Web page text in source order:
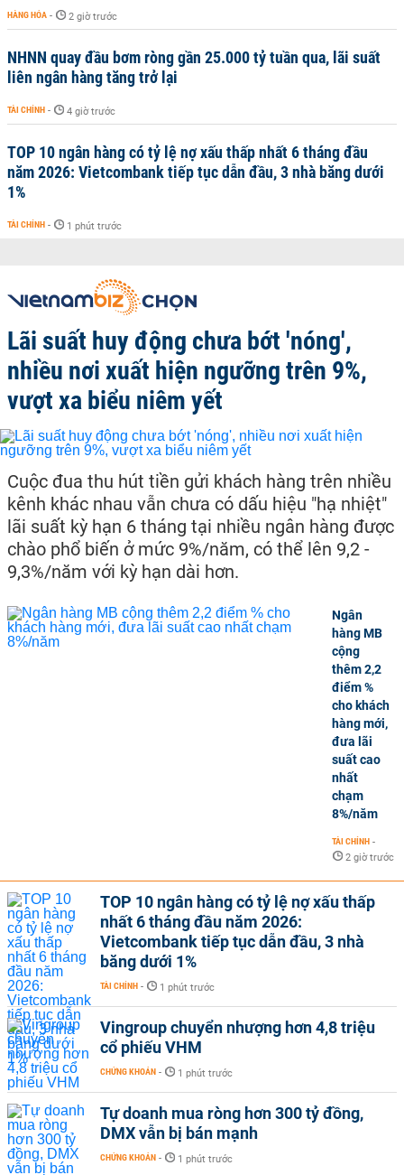
HÀNG HÓA - 2 giờ trước
NHNN quay đầu bơm ròng gần 25.000 tỷ tuần qua, lãi suất
liên ngân hàng tăng trở lại
TÀI CHÍNH - 4 giờ trước
TOP 10 ngân hàng có tỷ lệ nợ xấu thấp nhất 6 tháng đầu
năm 2026: Vietcombank tiếp tục dẫn đầu, 3 nhà băng dưới
1%
TÀI CHÍNH - 1 phút trước
Lãi suất huy động chưa bớt 'nóng',
nhiều nơi xuất hiện ngưỡng trên 9%,
vượt xa biểu niêm yết
Cuộc đua thu hút tiền gửi khách hàng trên nhiều
kênh khác nhau vẫn chưa có dấu hiệu "hạ nhiệt"
lãi suất kỳ hạn 6 tháng tại nhiều ngân hàng được
chào phổ biến ở mức 9%/năm, có thể lên 9,2 -
9,3%/năm với kỳ hạn dài hơn.
Ngân
hàng MB
cộng
thêm 2,2
điểm %
cho khách
hàng mới,
đưa lãi
suất cao
nhất
chạm
8%/năm
TÀI CHÍNH -
2 giờ trước
TOP 10 ngân hàng có tỷ lệ nợ xấu thấp
nhất 6 tháng đầu năm 2026:
Vietcombank tiếp tục dẫn đầu, 3 nhà
băng dưới 1%
TÀI CHÍNH - 1 phút trước
Vingroup chuyển nhượng hơn 4,8 triệu
cổ phiếu VHM
CHỨNG KHOÁN - 1 phút trước
Tự doanh mua ròng hơn 300 tỷ đồng,
DMX vẫn bị bán mạnh
CHỨNG KHOÁN - 1 phút trước